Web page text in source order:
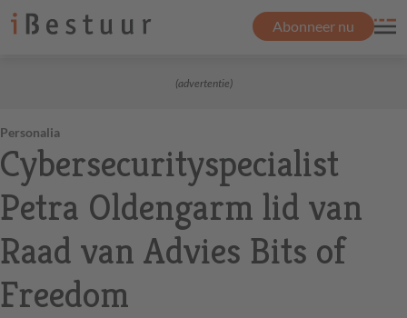
Abonneer nu
(advertentie)
Personalia
Cybersecurityspecialist
Petra Oldengarm lid van
Raad van Advies Bits of
Freedom